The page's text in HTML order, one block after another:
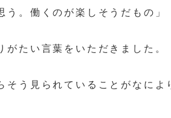
う。働くのが楽しそうだもの」
がたい言葉をいただきました。
そう見られていることがなによ